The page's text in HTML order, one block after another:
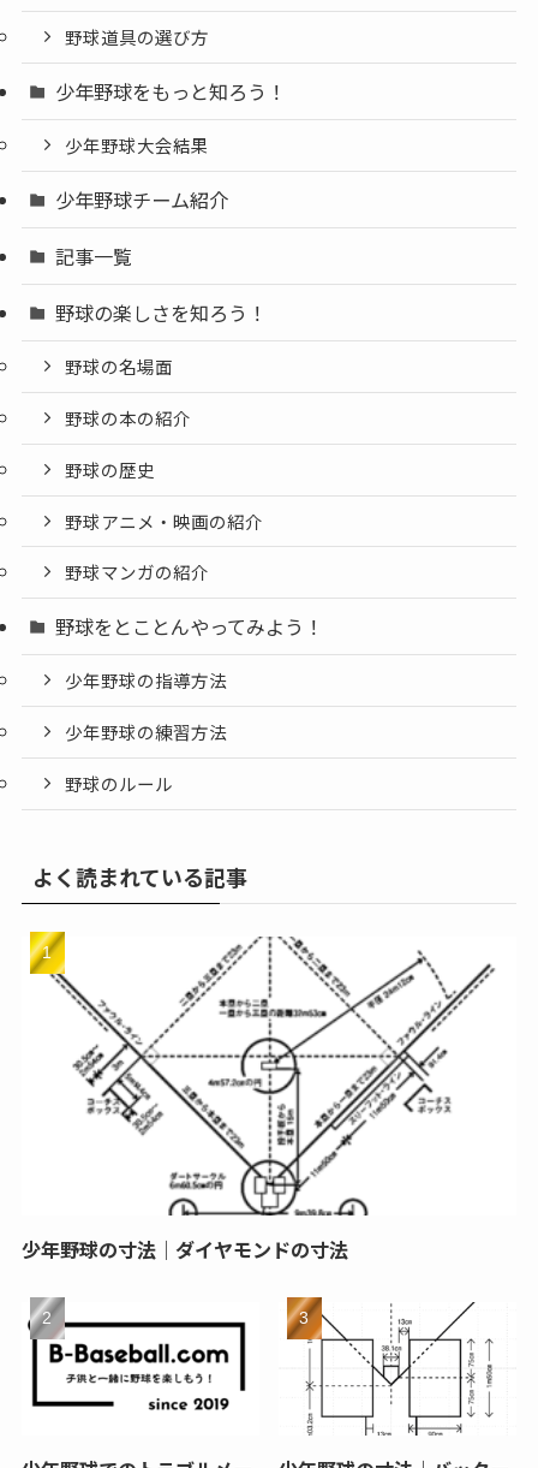
野球道具の選び方
少年野球をもっと知ろう！
少年野球大会結果
少年野球チーム紹介
記事一覧
野球の楽しさを知ろう！
野球の名場面
野球の本の紹介
野球の歴史
野球アニメ・映画の紹介
野球マンガの紹介
野球をとことんやってみよう！
少年野球の指導方法
少年野球の練習方法
野球のルール
よく読まれている記事
少年野球の寸法｜ダイヤモンドの寸法